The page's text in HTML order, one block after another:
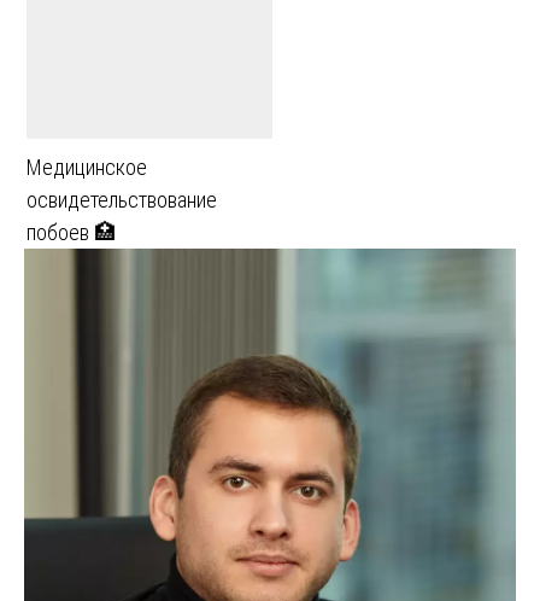
Медицинское
освидетельствование
побоев 🏥